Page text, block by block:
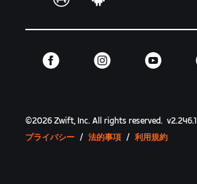
©2026 Zwift, Inc.All rights reserved. v2.246.1
プライバシー / 法的事項 / 利用規約